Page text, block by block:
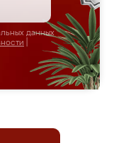
данных